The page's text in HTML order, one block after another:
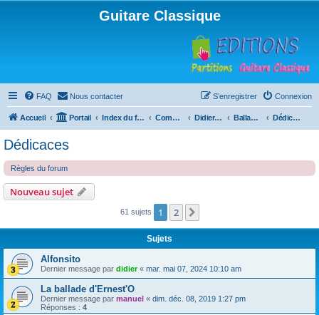
Guitare Classique
FAQ Nous contacter Connexion
S’enregistrer
Accueil Portail Index du forum Compositions Didierland Ballades et autres réveries Dédicaces
Dédicaces
Règles du forum
Nouveau sujet
61 sujets 1 2
Sujets
Alfonsito
Dernier message par didier« mar. mai 07, 2024 10:10 am
La ballade d'Ernest'O
Dernier message par manuel « dim. déc. 08, 2019 1:27 pm
Réponses : 4